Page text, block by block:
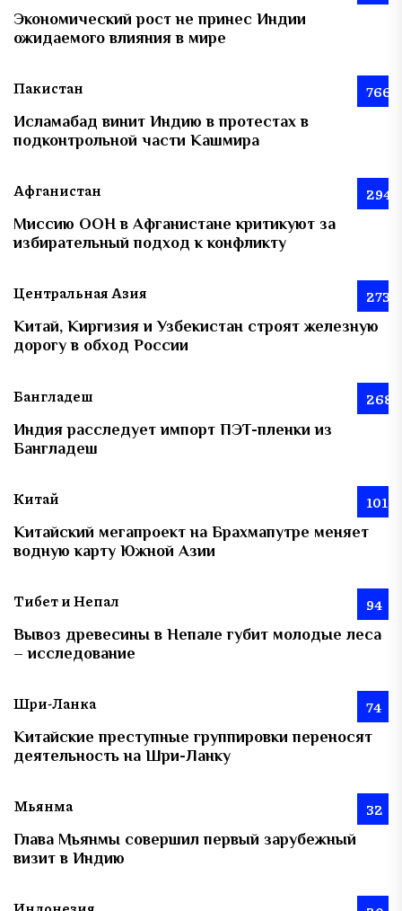
Экономический рост не принес Индии
ожидаемого влияния в мире
Пакистан 766
Исламабад винит Индию в протестах в
подконтрольной части Кашмира
Афганистан 294
Миссию ООН в Афганистане критикуют за
избирательный подход к конфликту
Центральная Азия 273
Китай, Киргизия и Узбекистан строят железную
дорогу в обход России
Бангладеш 268
Индия расследует импорт ПЭТ-пленки из
Бангладеш
Китай 101
Китайский мегапроект на Брахмапутре меняет
водную карту Южной Азии
Тибет и Непал 94
Вывоз древесины в Непале губит молодые леса
– исследование
Шри-Ланка 74
Китайские преступные группировки переносят
деятельность на Шри-Ланку
Мьянма 32
Глава Мьянмы совершил первый зарубежный
визит в Индию